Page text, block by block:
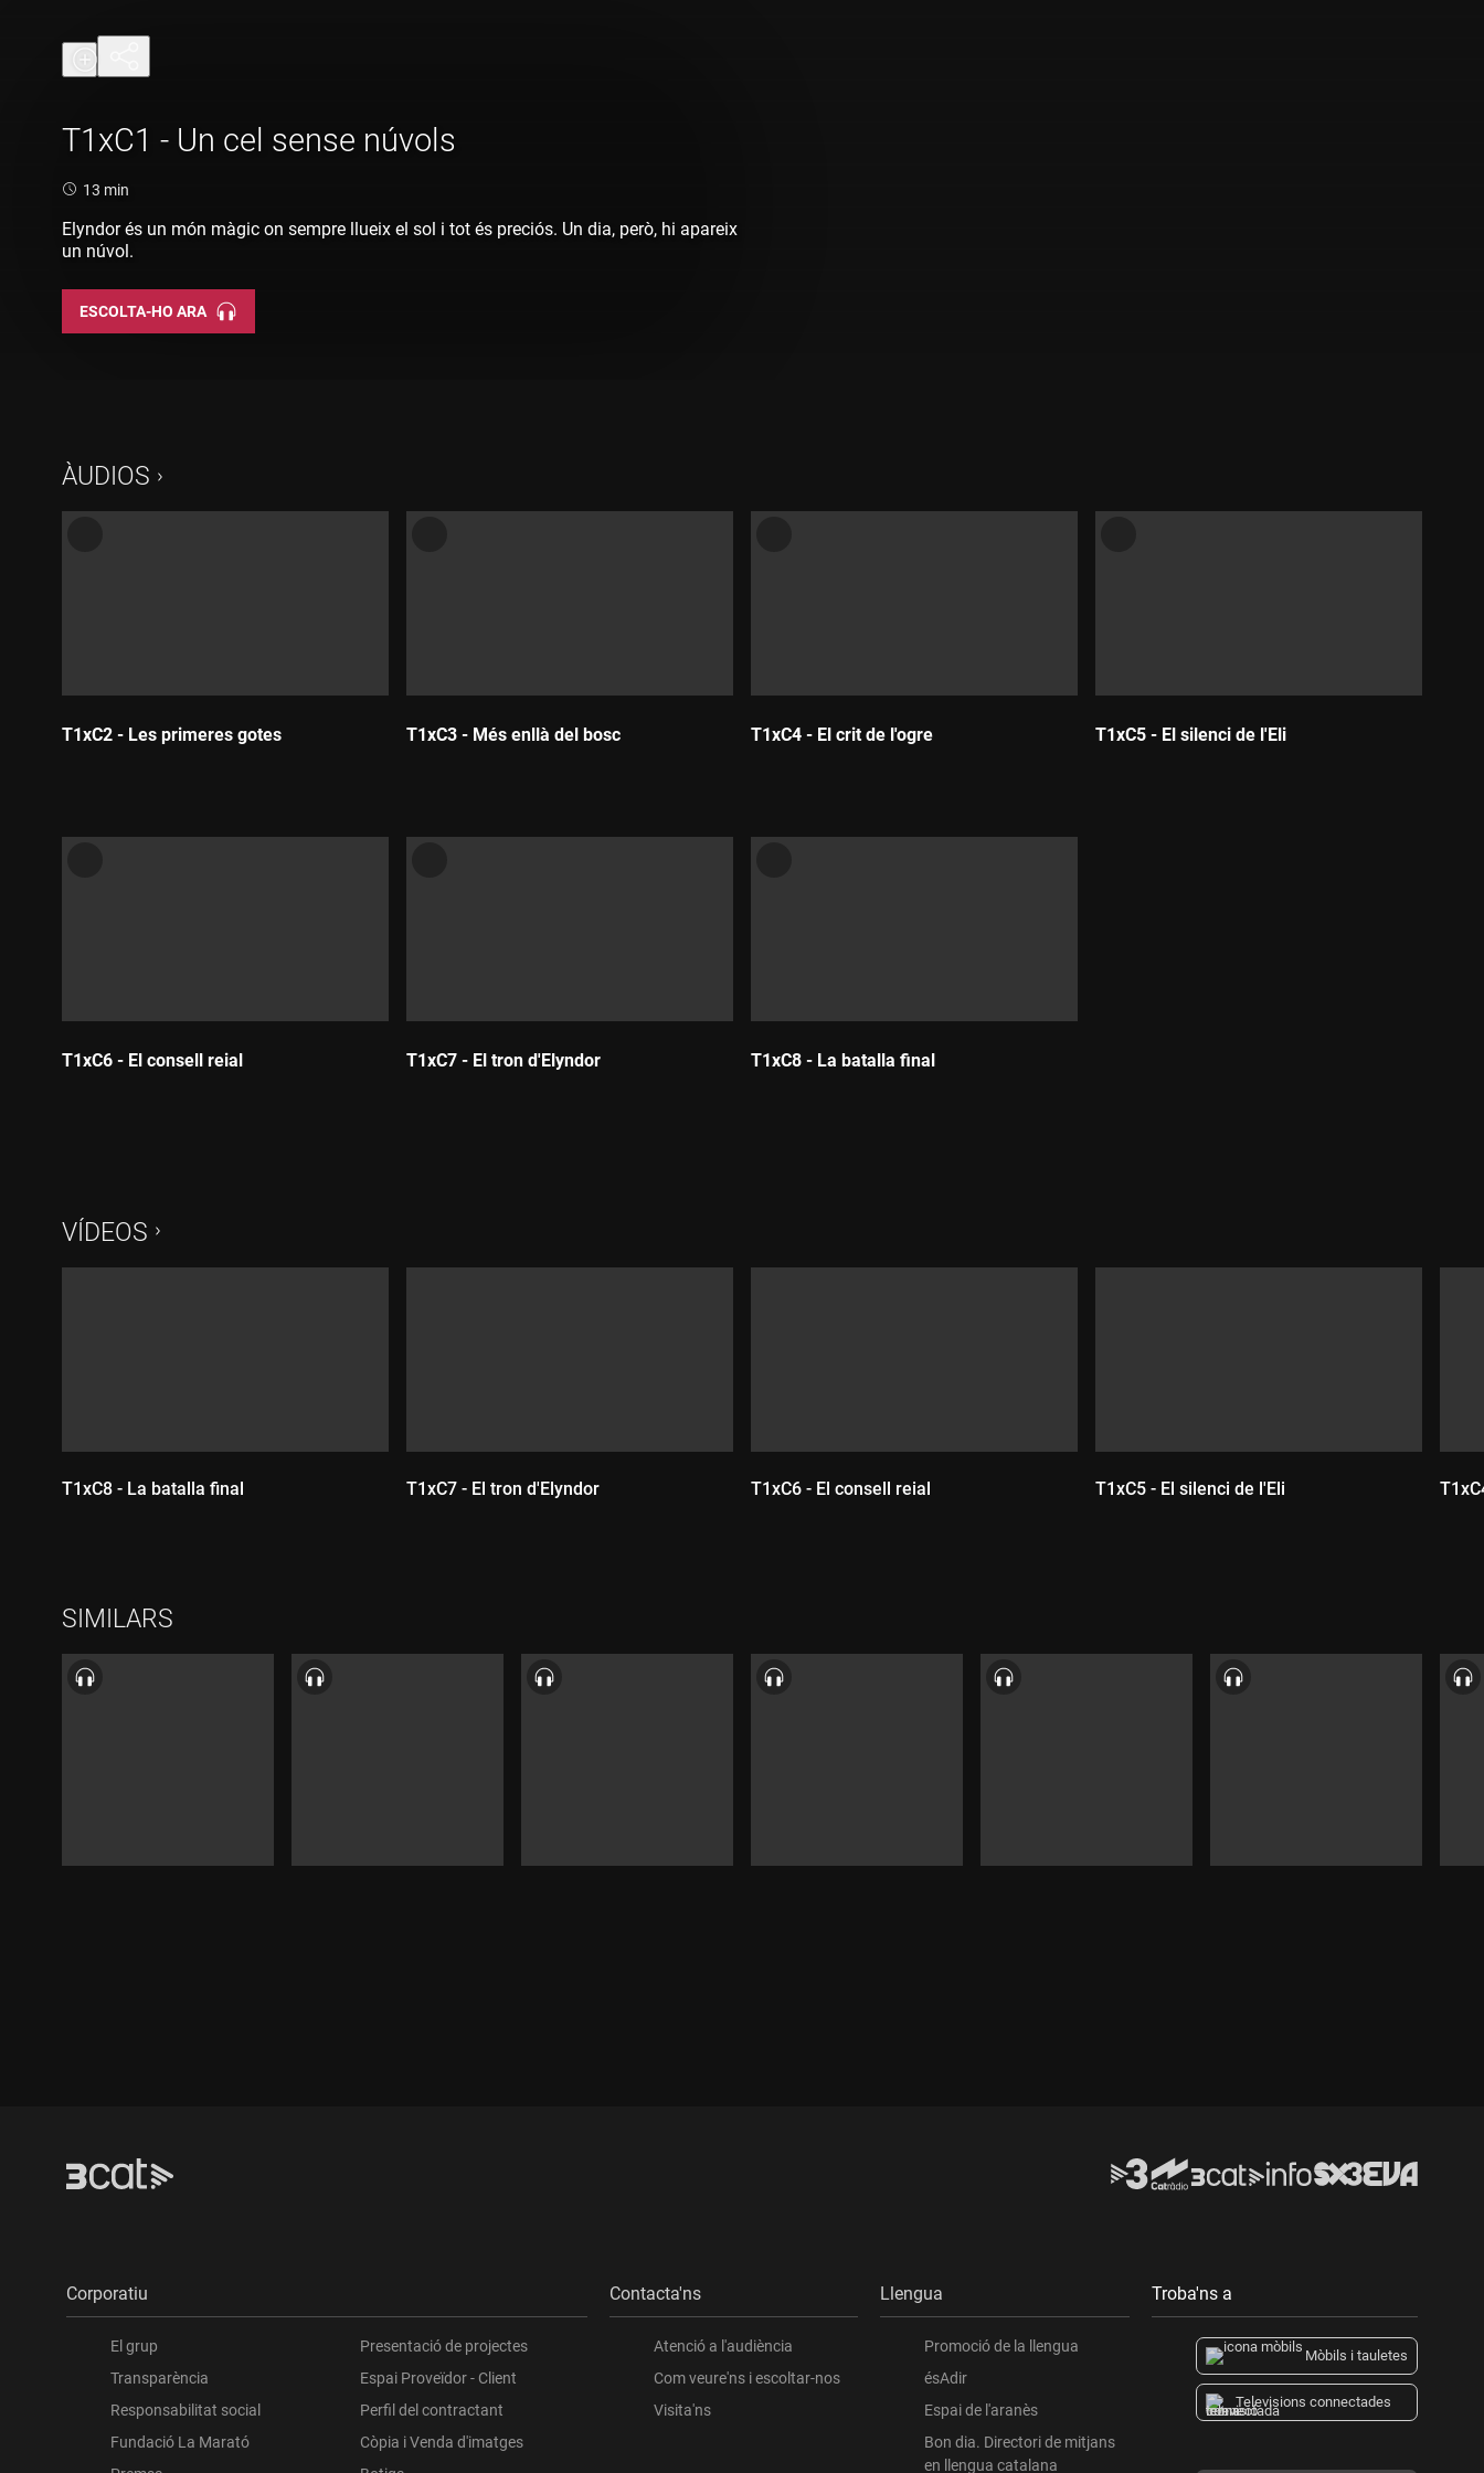
T1xC1 - Un cel sense núvols
Durada:
13 min
Elyndor és un món màgic on sempre llueix el sol i tot és preciós. Un dia, però, hi apareix
un núvol.
ESCOLTA-HO ARA
ÀUDIOS
T1xC2 - Les primeres gotes T1xC3 - Més enllà del bosc T1xC4 - El crit de l'ogre T1xC5 - El silenci de l'Eli
T1xC6 - El consell reial T1xC7 - El tron d'Elyndor T1xC8 - La batalla final
VÍDEOS
T1xC8 - La batalla final T1xC7 - El tron d'Elyndor T1xC6 - El consell reial T1xC5 - El silenci de l'Eli
SIMILARS
Corporatiu
El grup
Transparència
Responsabilitat social
Fundació La Marató
Presentació de projectes
Espai Proveïdor - Client
Perfil del contractant
Còpia i Venda d'imatges
Contacta'ns
Atenció a l'audiència
Com veure'ns i escoltar-nos
Visita'ns
Llengua
Promoció de la llengua
ésAdir
Espai de l'aranès
Bon dia. Directori de mitjans
en llengua catalana
Troba'ns a
Mòbils i tauletes
Televisions connectades